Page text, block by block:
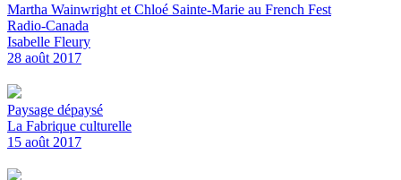
Martha Wainwright et Chloé Sainte-Marie au French Fest
Radio-Canada
Isabelle Fleury
28 août 2017
Paysage dépaysé
La Fabrique culturelle
15 août 2017